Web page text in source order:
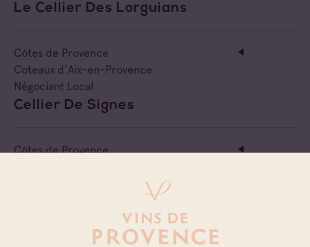
Le Cellier Des Lorguians
Côtes de Provence
Coteaux d'Aix-en-Provence
Négociant Local
Cellier De Signes
Côtes de Provence
Côtes de Provence